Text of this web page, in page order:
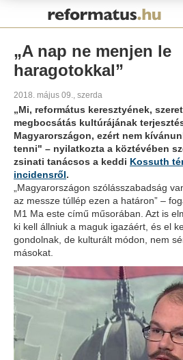
„A nap ne menjen le
haragotokkal”
2018. május 09., szerda
„Mi, református keresztyének,
megbocsátás kultúrájának
Magyarországon, ezért nem
tenni" – nyilatkozta a köztévében
zsinati tanácsos a keddi Kossuth
incidensről.
„Magyarországon szólásszabadság
az messze túllép ezen a határon” –
M1 Ma este című műsorában. Azt is
ki kell állniuk a maguk igazáért, és el
gondolnak, de kulturált módon, nem
másokat.